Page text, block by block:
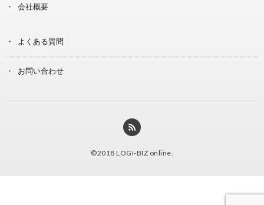
会社概要
よくある質問
お問い合わせ
©2018 LOGI-BIZ online